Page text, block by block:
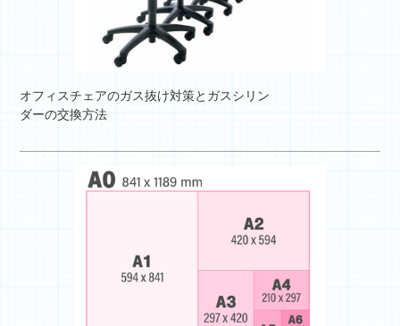
オフィスチェアのガス抜け対策とガスシリン
ダーの交換方法